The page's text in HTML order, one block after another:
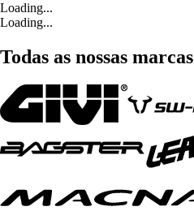
Loading...
Loading...
Todas as nossas marcas